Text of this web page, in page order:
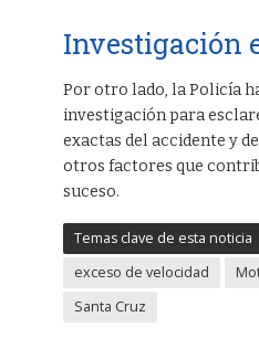
Investigación
Por otro lado, la Policía
investigación para
exactas del accidente y
otros factores que
suceso.
Temas clave de esta noticia
exceso de velocidad
Santa Cruz